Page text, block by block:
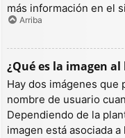
más información en el
Arriba
¿Qué es la imagen
Hay dos imágenes que
nombre de usuario
Dependiendo de la
imagen está asociada